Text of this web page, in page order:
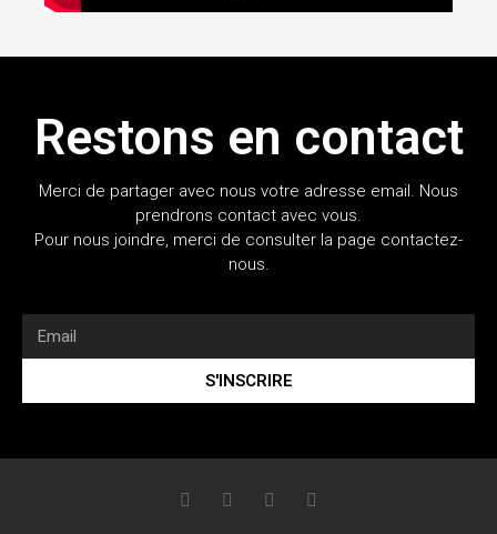
Restons en contact
Merci de partager avec nous votre adresse email. Nous
prendrons contact avec vous.
Pour nous joindre, merci de consulter la page contactez-
nous.
S'INSCRIRE